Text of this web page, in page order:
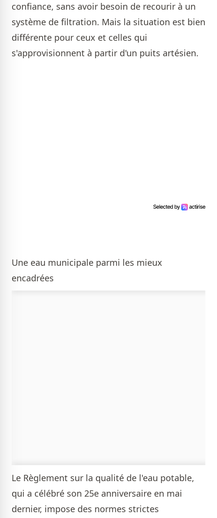
confiance, sans avoir besoin de recourir à un
système de filtration. Mais la situation est bien
différente pour ceux et celles qui
s'approvisionnent à partir d'un puits artésien.
Une eau municipale parmi les mieux
encadrées
Le Règlement sur la qualité de l'eau potable,
qui a célébré son 25e anniversaire en mai
dernier, impose des normes strictes